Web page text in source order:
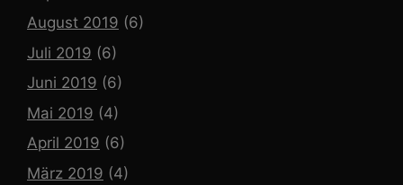
August 2019 (6)
Juli 2019 (6)
Juni 2019 (6)
Mai 2019 (4)
April 2019 (6)
März 2019 (4)